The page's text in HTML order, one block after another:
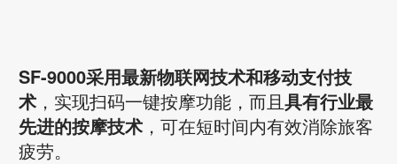
SF-9000采用最新物联网技术和移动支付技
术，实现扫码一键按摩功能，而且具有行业最
先进的按摩技术，可在短时间内有效消除旅客
疲劳。